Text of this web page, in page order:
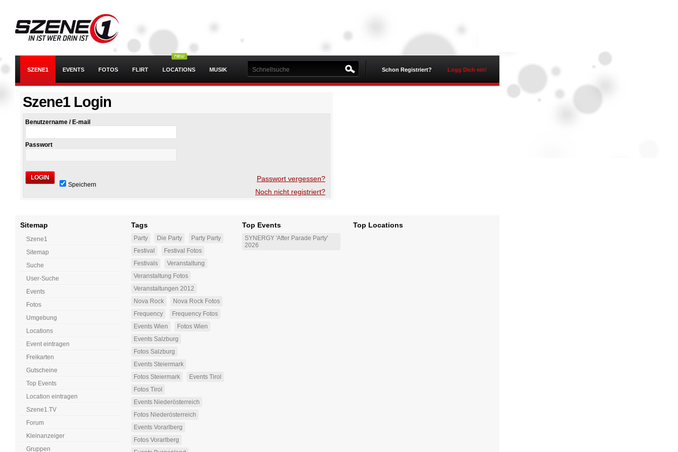
SZENE1 EVENTS FOTOS FLIRT LOCATIONS MUSIK Schon Registriert? Logg Dich ein!
Szene1 Login
Benutzername / E-mail
Passwort
LOGIN
Speichern
Noch nicht registriert?
Passwort vergessen?
Sitemap
Szene1
Sitemap
Suche
User-Suche
Events
Fotos
Umgebung
Locations
Event eintragen
Freikarten
Gutscheine
Top Events
Location eintragen
Szene1.TV
Forum
Kleinanzeiger
Gruppen
Tags
Party Die Party
Party Party
Festival
Festival Fotos
Festivals
Veranstaltung
Veranstaltung Fotos
Veranstaltungen 2012
Nova Rock
Nova Rock Fotos
Frequency
Frequency Fotos
Events Wien
Fotos Wien
Events Salzburg
Fotos Salzburg
Events Steiermark
Fotos Steiermark
Events Tirol
Fotos Tirol
Events Niederösterreich
Fotos Niederösterreich
Events Vorarlberg
Fotos Vorarlberg
Top Events
SYNERGY 'After Parade Party'
2026
Top Locations